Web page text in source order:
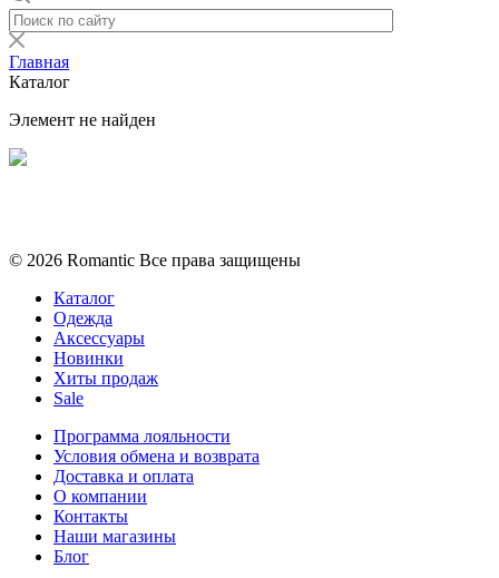
Главная
Каталог
Элемент не найден
© 2026 Romantic Все права защищены
Каталог
Одежда
Аксессуары
Новинки
Хиты продаж
Sale
Программа лояльности
Условия обмена и возврата
Доставка и оплата
О компании
Контакты
Наши магазины
Блог